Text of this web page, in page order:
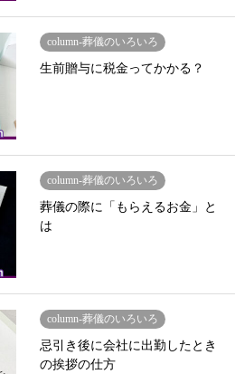
column-葬儀のいろいろ
生前贈与に税金ってかかる？
column-葬儀のいろいろ
葬儀の際に「もらえるお金」と
は
column-葬儀のいろいろ
忌引き後に会社に出勤したとき
の挨拶の仕方